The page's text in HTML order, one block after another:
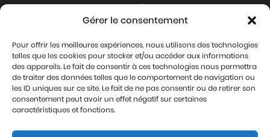
Gérer le consentement
Pour offrir les meilleures expériences, nous utilisons des technologies
telles que les cookies pour stocker et/ou accéder aux informations
des appareils. Le fait de consentir à ces technologies nous permettra
de traiter des données telles que le comportement de navigation ou
les ID uniques sur ce site. Le fait de ne pas consentir ou de retirer son
consentement peut avoir un effet négatif sur certaines
caractéristiques et fonctions.
Nos Articles
Où sommes-nous ?
Contact
Mentions légales
Protection de vos données personnelles